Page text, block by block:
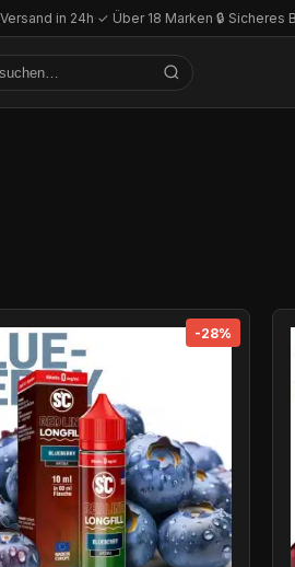
in 24h·✓ Über 18 Marken·🔒 Sicheres
-28%